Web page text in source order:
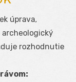
úprava,
archeologický
rozhodnutie